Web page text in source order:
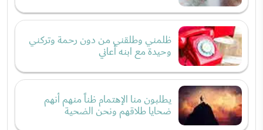
ظلمني وطلقني من دون رحمة وتركني
وحيدة مع ابنه أعاني
يطلبون منا الإهتمام ظناً منهم أنهم
ضحايا طلاقهم ونحن الضحية